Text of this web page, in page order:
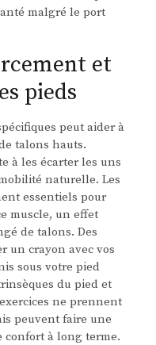
malgré le port
et
pieds
peut aider à
talons hauts.
à les écarter les uns
naturelle. Les
essentiels pour
muscle, un effet
de talons. Des
un crayon avec vos
sous votre pied
du pied et
ne prennent
peuvent faire une
confort à long terme.